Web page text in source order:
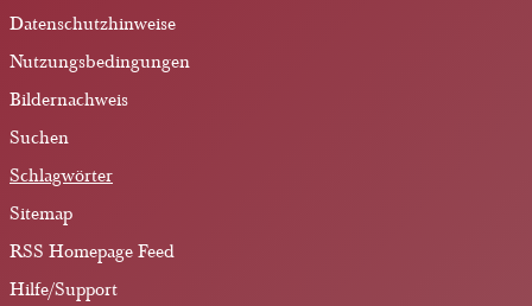
Datenschutzhinweise
Nutzungsbedingungen
Bildernachweis
Suchen
Schlagwörter
Sitemap
RSS Homepage Feed
Hilfe/Support